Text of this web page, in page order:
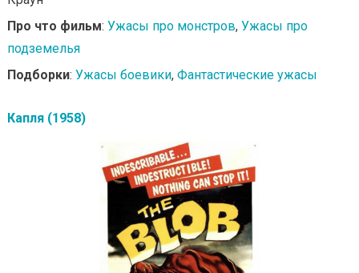
Про что фильм: Ужасы про монстров, Ужасы про
подземелья
Подборки: Ужасы боевики, Фантастические ужасы
Капля (1958)